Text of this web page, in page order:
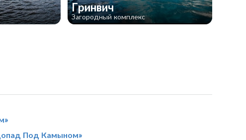
Гринвич
Загородный комплекс
Под Камыном»